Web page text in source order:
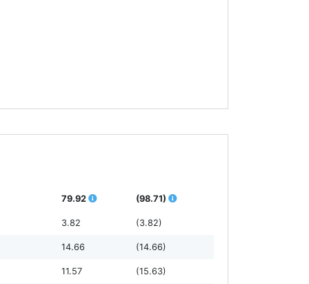
79.92 (98.71)
3.82 (3.82)
14.66 (14.66)
11.57 (15.63)